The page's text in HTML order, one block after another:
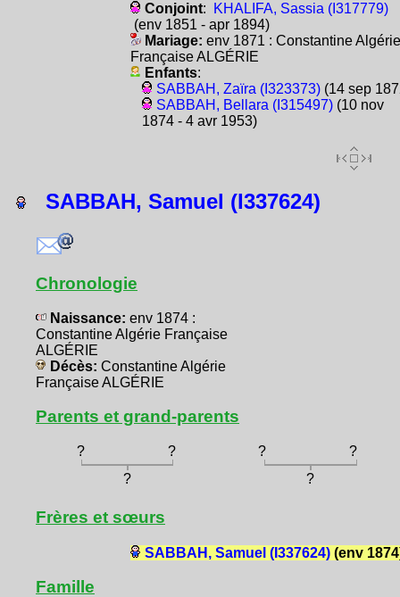
Conjoint:
KHALIFA, Sassia (I317779)
(env 1851 - apr 1894)
Mariage: env 1871 : Constantine Algérie
Française ALGÉRIE
Enfants:
SABBAH, Zaïra (I323373)(14 sep
SABBAH, Bellara (I315497)(10 nov
1874 - 4 avr 1953)
SABBAH, Samuel (I337624)
Chronologie
Naissance: env 1874 :
Constantine Algérie Française
ALGÉRIE
Décès: Constantine Algérie
Française ALGÉRIE
Parents et grand-parents
? ? ?
?
?
?
Frères et sœurs
SABBAH, Samuel (I337624)(env
Famille